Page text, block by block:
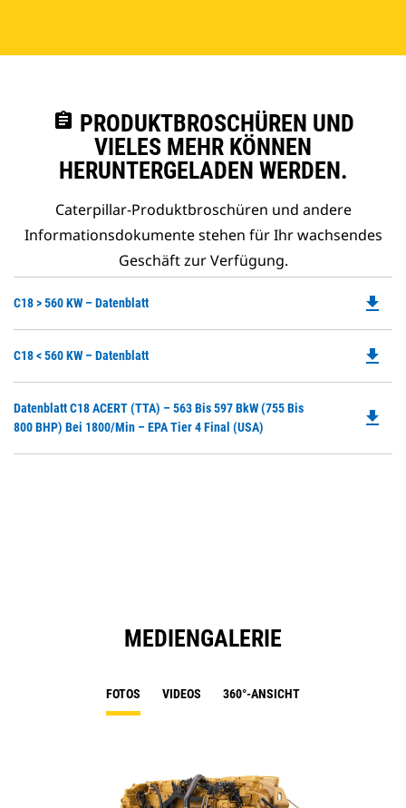
assignment PRODUKTBROSCHÜREN UND
VIELES MEHR KÖNNEN
HERUNTERGELADEN WERDEN.
Caterpillar-Produktbroschüren und andere
Informationsdokumente stehen für Ihr wachsendes
Geschäft zur Verfügung.
C18 > 560 KW – Datenblatt
a
file_download
C18 < 560 KW – Datenblatt file_download
Datenblatt C18 ACERT (TTA) – 563 Bis 597 BkW (755 Bis
800 BHP) Bei 1800/min – EPA Tier 4 Final (USA)
file_download
MEDIENGALERIE
FOTOS VIDEOS 360°-ANSICHT